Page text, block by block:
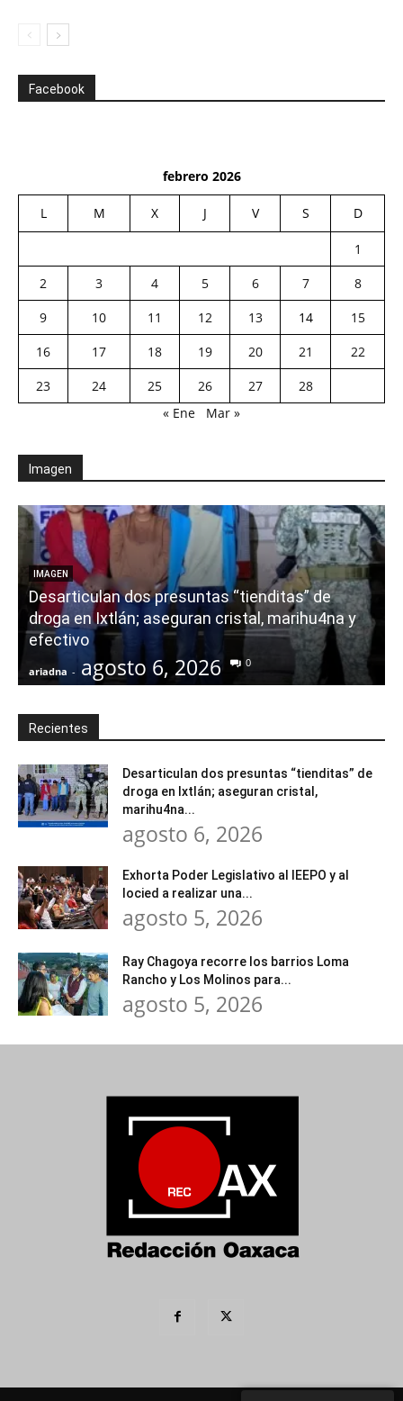
Facebook
febrero 2026
L M X J V S D
1
2
3 4 5 6 7
8
9
10 11 12 13 14
15
16
17 18 19 20 21
22
23
24 25 26 27
28
« Ene
Mar »
Imagen
IMAGEN
Desarticulan dos presuntas “tienditas” de
droga en Ixtlán; aseguran cristal, marihu4na y
efectivo
ariadna - agosto 6, 2026 0
Recientes
Desarticulan dos presuntas “tienditas” de
droga en Ixtlán; aseguran cristal,
marihu4na...
agosto 6, 2026
Exhorta Poder Legislativo al IEEPO y al
Iocied a realizar una...
agosto 5, 2026
Ray Chagoya recorre los barrios Loma
Rancho y Los Molinos para...
agosto 5, 2026